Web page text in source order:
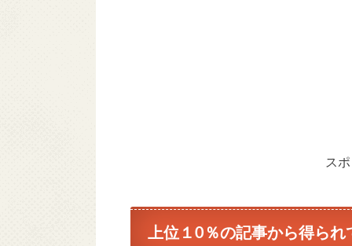
ス
上位１0％の記事から得られ